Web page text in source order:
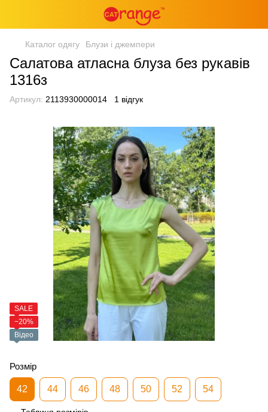
Каталог одягу Блузи і джемпери
Салатова атласна блуза без рукавів
1316з
Артикул: 2113930000014 1 відгук
SALE
−20%
Відео
Розмір
42 44 46 48 50 52 54